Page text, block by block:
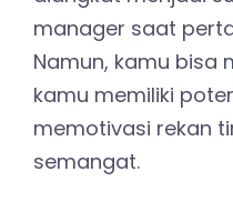
manager saat
Namun, kamu bisa
kamu memiliki
memotivasi rekan
semangat.